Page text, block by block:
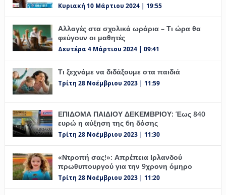
Κυριακή 10 Μάρτιου 2024 | 19:55
Αλλαγές στα σχολικά ωράρια – Τι ώρα θα
φεύγουν οι μαθητές
Δευτέρα 4 Μάρτιου 2024 | 09:41
Τι ξεχνάμε να διδάξουμε στα παιδιά
Τρίτη 28 Νοέμβριου 2023 | 11:59
ΕΠΙΔΟΜΑ ΠΑΙΔΙΟΥ ΔΕΚΕΜΒΡΙΟΥ: Έως 840
ευρώ η αύξηση της 6η δόσης
Τρίτη 28 Νοέμβριου 2023 | 11:30
«Ντροπή σας!»: Απρέπεια Ιρλανδού
πρωθυπουργού για την 9χρονη όμηρο
Τρίτη 28 Νοέμβριου 2023 | 11:20